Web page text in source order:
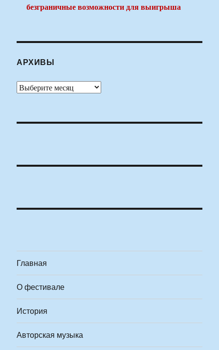
безграничные возможности для выигрыша
АРХИВЫ
Архивы
Главная
О фестивале
История
Авторская музыка